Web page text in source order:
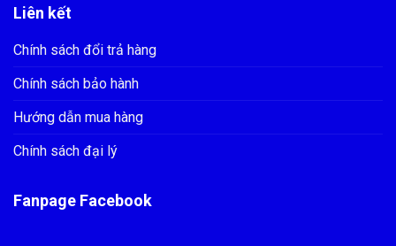
Liên kết
Chính sách đổi trả hàng
Chính sách bảo hành
Hướng dẫn mua hàng
Chính sách đại lý
Fanpage Facebook